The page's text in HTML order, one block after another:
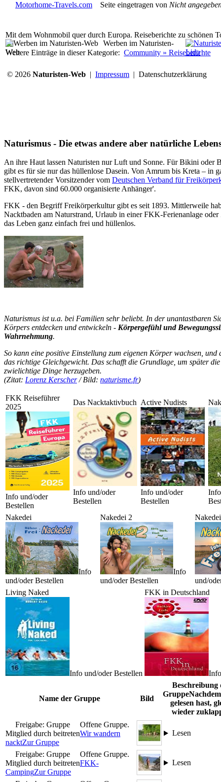
Motorhome-Travels.com Seite eingetragen von Nicht
Mit dem Wohnmobil quer durch Europa. Reiseberichte zu schönen
Weitere Einträge in dieser Kategorie: Community » Reiseberichte
Naturismus - Die etwas andere aber natürliche
An ihre Haut lassen Naturisten nur Luft und Sonne. Für Bikini oder
gibt es für sie nur das hüllenlose Dasein. Von Amrum bis Kreta – in
stellvertretender Vorsitzender vom Deutschen Verband für
FKK, davon sind 60.000 organisierte Anhänger'.
FKK - den Begriff Freikörperkultur gibt es seit 1893. Mittlerweile
Nacktbaden am Naturstrand, Urlaub in einer FKK-Ferienanlage
das Leben ganz einfach frei und hüllenlos.
Naturismus ist u.a. bei Familien sehr beliebt. In der unantastbaren
Körpers entdecken und entwickeln - Körpergefühl und
Wahrnehmung.
So kann eine positive Einstellung zum eigenen Körper wachsen,
das richtige Gleichgewicht. Das schafft die Grundlage, um später
zwielichtige Dinge herzugeben.
(Zitat: Lorenz Kerscher/ Bild: naturisme.fr)
FKK Reiseführer
2025
Info und/oder
Bestellen
Das Nacktaktivbuch
Info und/oder
Bestellen
Active Nudists
Info und/oder
Bestellen
Nakedei
Info
und/oder Bestellen
Nakedei 2
Info
und/oder Bestellen
und/
Living Naked
Info und/oder Bestellen
FKK in Deutschland
Name der Gruppe Bild
Beschreibung
Gruppe
gelesen hast,
wieder
Freigabe: Gruppe
Offene Gruppe.
Mitglied durch beitretenWir wandern
nacktZur Gruppe
Lesen
Freigabe: Gruppe
Offene Gruppe.
Mitglied durch beitretenFKK-
CampingZur Gruppe
Lesen
Werben im Naturisten-
Web
© 2026 Naturisten-Web | Impressum | Datenschutzerklärung